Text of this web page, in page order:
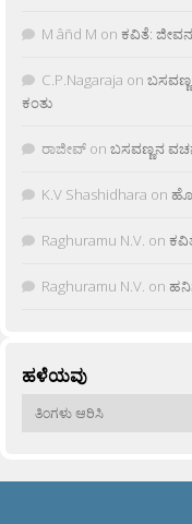
M âñd M on ಕವಿತೆ:
C.P.Nagaraja on
ಕಂತು
ರಾಜೀವ್ on ಬಸವಣ್ಣನ
K.V Shashidhara on
Raghuramu N.V. on
Raghuramu N.V. on
ಹಳೆಯವು
ಹಳೆಯವು